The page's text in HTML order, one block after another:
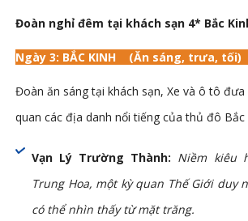
Đoàn nghỉ đêm tại khách sạn 4* Bắc
Ngày 3: BẮC KINH (Ăn sáng, trưa, tối)
Đoàn ăn sáng tại khách sạn, Xe và ô tô
quan các địa danh nổi tiếng của thủ đô Bắc
Vạn Lý Trường Thành: Niềm kiêu
Trung Hoa, một kỳ quan Thế Giới duy
có thể nhìn thấy từ mặt trăng.